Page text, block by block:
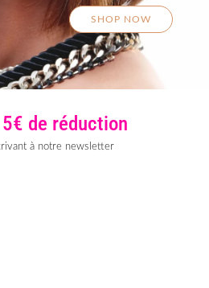
SHOP NOW
de réduction
à notre newsletter